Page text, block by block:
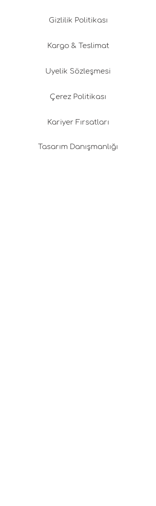
Gizlilik Politikası
Kargo & Teslimat
Üyelik Sözleşmesi
Çerez Politikası
Kariyer Fırsatları
Tasarım Danışmanlığı